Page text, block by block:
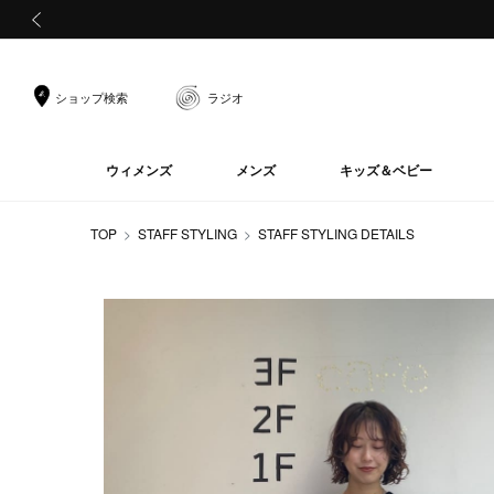
ショップ検索 ラジオ
ウィメンズ メンズ キッズ＆ベビー
TOP STAFF STYLING STAFF STYLING DETAILS